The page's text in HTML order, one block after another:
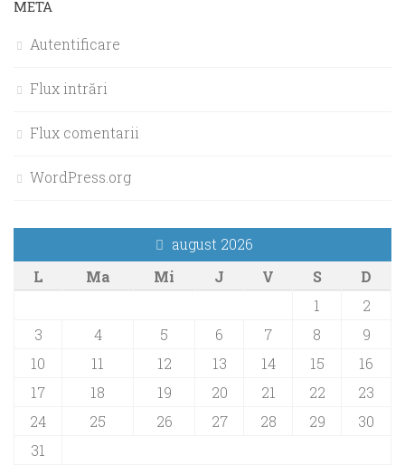
META
Autentificare
Flux intrări
Flux comentarii
WordPress.org
august 2026
L
Ma Mi J V S
D
1
2
3
4 5 6 7 8
9
10
11 12 13 14 15
16
17
18 19 20 21 22
23
24
25 26 27 28 29
30
31